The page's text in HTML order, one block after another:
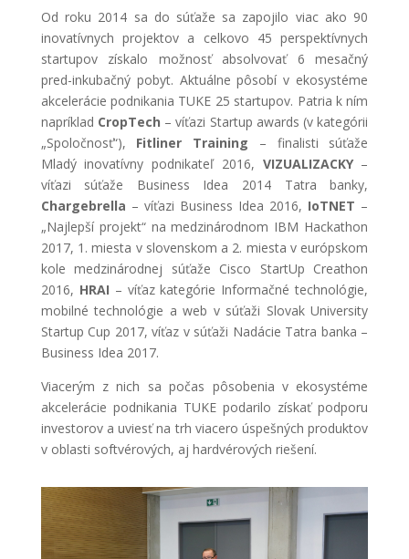
Od roku 2014 sa do súťaže sa zapojilo viac ako 90
inovatívnych projektov a celkovo 45 perspektívnych
startupov získalo možnosť absolvovať 6 mesačný
pred-inkubačný pobyt. Aktuálne pôsobí v ekosystéme
akcelerácie podnikania TUKE 25 startupov. Patria k ním
napríklad CropTech – víťazi Startup awards (v kategórii
„Spoločnosť“), Fitliner Training – finalisti súťaže
Mladý inovatívny podnikateľ 2016, VIZUALIZACKY–
víťazi súťaže Business Idea 2014 Tatra banky,
Chargebrella – víťazi Business Idea 2016, IoTNET –
„Najlepší projekt“ na medzinárodnom IBM Hackathon
2017, 1. miesta v slovenskom a 2. miesta v európskom
kole medzinárodnej súťaže Cisco StartUp Creathon
2016, HRAI – víťaz kategórie Informačné technológie,
mobilné technológie a web v súťaži Slovak University
Startup Cup 2017, víťaz v súťaži Nadácie Tatra banka –
Business Idea 2017.
Viacerým z nich sa počas pôsobenia v ekosystéme
akcelerácie podnikania TUKE podarilo získať podporu
investorov a uviesť na trh viacero úspešných produktov
v oblasti softvérových, aj hardvérových riešení.